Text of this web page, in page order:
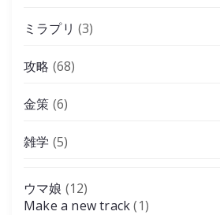
ミラプリ (3)
攻略 (68)
金策 (6)
雑学 (5)
ウマ娘 (12)
Make a new track(1)